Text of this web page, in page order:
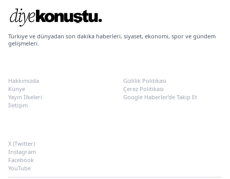
Türkiye ve dünyadan son dakika haberleri, siyaset, ekonomi, spor ve gündem
gelişmeleri.
Hakkımızda
Künye
Yayın İlkeleri
İletişim
Gizlilik Politikası
Çerez Politikası
Google Haberler’de Takip Et
X (Twitter)
Instagram
Facebook
YouTube
Türkiye Şehir Gündemi, son dakika haberleri, Türkiye gündemi, Samsun